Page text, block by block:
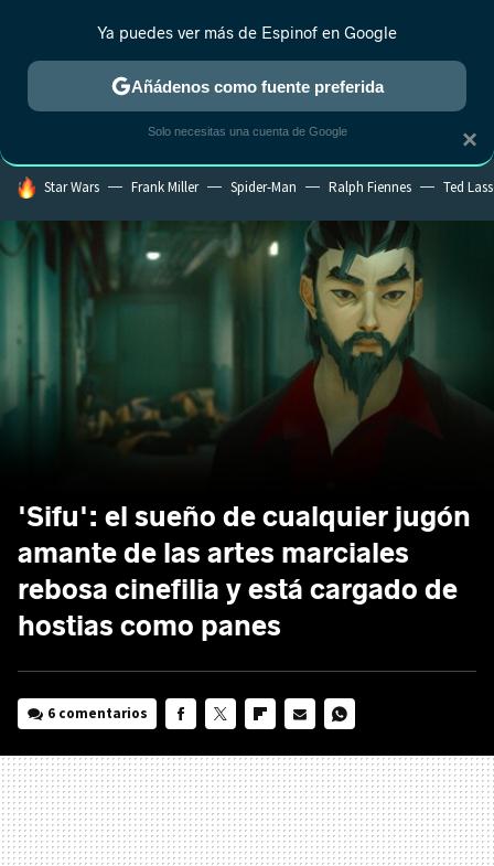
ESTRENOS REALITY ANIME RANKINGS CINE
HOY SE HABLA DE
Star Wars Frank Miller Spider-Man Ralph Fiennes Ted
'Sifu': el sueño de cualquier jugón
amante de las artes marciales
rebosa cinefilia y está cargado de
hostias como panes
6 comentarios
MAIL
×
Ya puedes ver más de Espinof en Google
Añádenos como fuente preferida
Solo necesitas una cuenta de Google